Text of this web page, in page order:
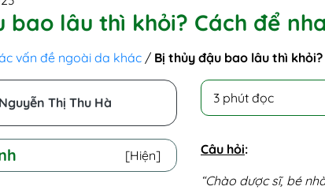
bao lâu thì khỏi? Cách để
vấn đề ngoài da khác / Bị thủy đậu bao lâu thì
Nguyễn Thị Thu Hà
[Hiện]
3 phút đọc
Câu hỏi:
“Chào dược sĩ, bé